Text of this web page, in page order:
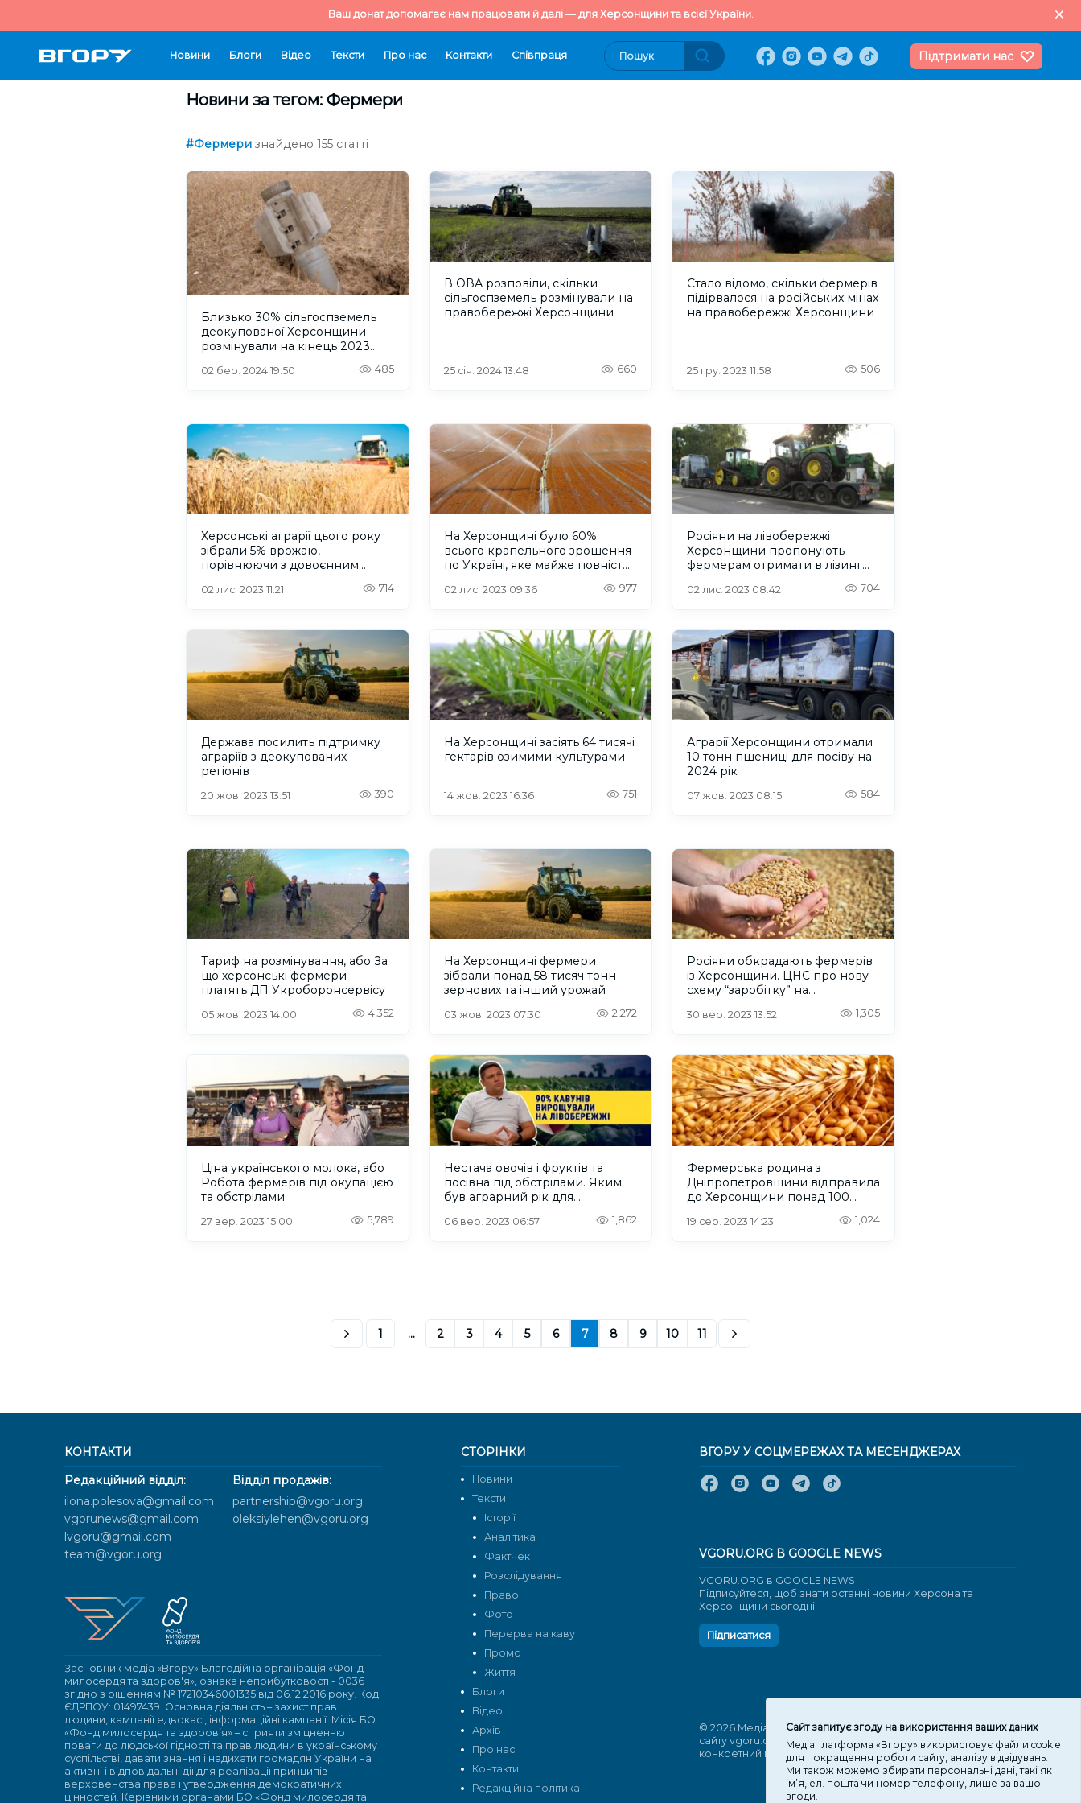
Ваш донат допомагає нам працювати й далі — для Херсонщини та всієї України.
Новини Блоги Відео Тексти Про нас Контакти Cпівпраця Підтримати нас
Новини за тегом: Фермери
#Фермери знайдено 155 статті
Близько 30% сільгоспземель
деокупованої Херсонщини
розмінували на кінець 2023
02 бер. 2024 19:50 485
В ОВА розповіли, скільки
сільгоспземель розмінували на
правобережжі Херсонщини
25 січ. 2024 13:48 660
Стало відомо, скільки фермерів
підірвалося на російських мінах
на правобережжі Херсонщини
25 гру. 2023 11:58 506
Херсонські аграрії цього року
зібрали 5% врожаю,
порівнюючи з довоєнним
02 лис. 2023 11:21 714
На Херсонщині було 60%
всього крапельного зрошення
по Україні, яке майже повністю
02 лис. 2023 09:36 977
Росіяни на лівобережжі
Херсонщини пропонують
фермерам отримати в лізинг
02 лис. 2023 08:42 704
Держава посилить підтримку
аграріїв з деокупованих
регіонів
20 жов. 2023 13:51 390
На Херсонщині засіять 64 тисячі
гектарів озимими культурами
14 жов. 2023 16:36 751
Аграрії Херсонщини отримали
10 тонн пшениці для посіву на
2024 рік
07 жов. 2023 08:15 584
Тариф на розмінування, або За
що херсонські фермери
платять ДП Укроборонсервісу
05 жов. 2023 14:00 4,352
На Херсонщині фермери
зібрали понад 58 тисяч тонн
зернових та інший урожай
03 жов. 2023 07:30 2,272
Росіяни обкрадають фермерів
із Херсонщини. ЦНС про нову
схему “заробітку” на
30 вер. 2023 13:52 1,305
Ціна українського молока, або
Робота фермерів під окупацією
та обстрілами
27 вер. 2023 15:00 5,789
Нестача овочів і фруктів та
посівна під обстрілами. Яким
був аграрний рік для
06 вер. 2023 06:57 1,862
Фермерська родина з
Дніпропетровщини відправила
до Херсонщини понад 100
19 сер. 2023 14:23 1,024
1 ... 2 3 4 5 6 7 8 9 10 11
КОНТАКТИ
Редакційний відділ:
ilona.polesova@gmail.com
vgorunews@gmail.com
lvgoru@gmail.com
team@vgoru.org
Відділ продажів:
partnership@vgoru.org
oleksiylehen@vgoru.org
Засновник медіа «Вгору» Благодійна організація «Фонд
милосердя та здоров'я», ознака неприбутковості - 0036
згідно з рішенням № 17210346001335 від 06.12.2016 року. Код
ЄДРПОУ: 01497439. Основна діяльність – захист прав
людини, кампанії едвокасі, інформаційні кампанії. Місія БО
«Фонд милосердя та здоров’я» – сприяти зміцненню
поваги до людської гідності та прав людини в українському
суспільстві, давати знання і надихати громадян України на
активні і відповідальні дії для реалізації принципів
верховенства права і утвердження демократичних
цінностей. Керівними органами БО «Фонд милосердя та
СТОРІНКИ
Новини
Тексти
Історії
Аналітика
Фактчек
Розслідування
Право
Фото
Перерва на каву
Промо
Життя
Блоги
Відео
Архів
Про нас
Контакти
Редакційна політика
ВГОРУ У СОЦМЕРЕЖАХ ТА МЕСЕНДЖЕРАХ
VGORU.ORG В GOOGLE NEWS
VGORU.ORG в GOOGLE NEWS
Підписуйтеся, щоб знати останні новини Херсона та
Херсонщини сьогодні
Підписатися
© 2026 Медіаплатформа "Вгору". Використання матеріалів
сайту vgoru.org лише за умови активного посилання на
конкретний матеріал не нижче другого абзацу.
Cайт запитує згоду на використання ваших даних
Медіаплатформа «Вгору» використовує файли cookie
для покращення роботи сайту, аналізу відвідувань.
Ми також можемо збирати персональні дані, такі як
ім’я, ел. пошта чи номер телефону, лише за вашої
згоди.